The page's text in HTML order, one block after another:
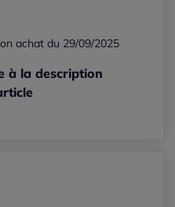
achat du 29/09/2025
à la description